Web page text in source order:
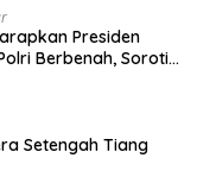
Presiden
Berbenah, Soroti
Setengah Tiang